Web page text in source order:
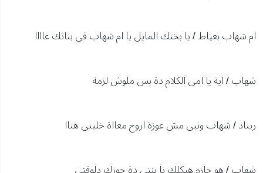
ام شهاب بعياط / يا بختك المايل يا ام شهاب فى بناتك عاااا
شهاب / اية يا امى الكلام دة بس ملوش لزمة
ريناد / شهاب ونبى مش عوزة اروح معااة خلينى هناا